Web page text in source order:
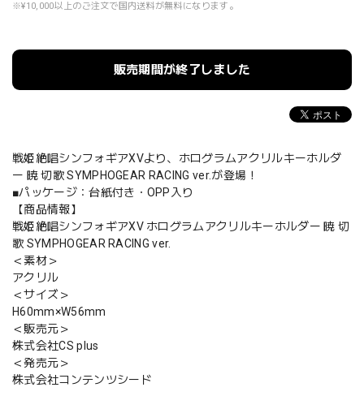
※¥10,000以上のご注文で国内送料が無料になります。
販売期間が終了しました
戦姫絶唱シンフォギアXVより、ホログラムアクリルキーホルダ
ー 暁 切歌 SYMPHOGEAR RACING ver.が登場！
■パッケージ：台紙付き・OPP入り
【商品情報】
戦姫絶唱シンフォギアXV ホログラムアクリルキーホルダー 暁 切
歌 SYMPHOGEAR RACING ver.
＜素材＞
アクリル
＜サイズ＞
H60mm×W56mm
＜販売元＞
株式会社CS plus
＜発売元＞
株式会社コンテンツシード